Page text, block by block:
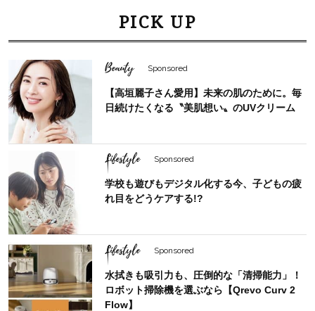
PICK UP
Beauty Sponsored
【高垣麗子さん愛用】未来の肌のために。毎
日続けたくなる〝美肌想い〟のUVクリーム
Lifestyle Sponsored
学校も遊びもデジタル化する今、子どもの疲
れ目をどうケアする!?
Lifestyle Sponsored
水拭きも吸引力も、圧倒的な「清掃能力」！
ロボット掃除機を選ぶなら【Qrevo Curv 2
Flow】